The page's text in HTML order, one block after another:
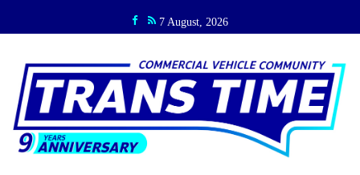
7 August, 2026